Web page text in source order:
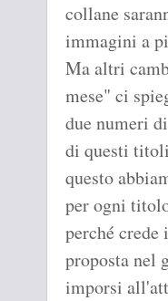
collane
immagini a
Ma altri
mese" ci
due numeri
di questi
questo
per ogni
perché
proposta nel
imporsi